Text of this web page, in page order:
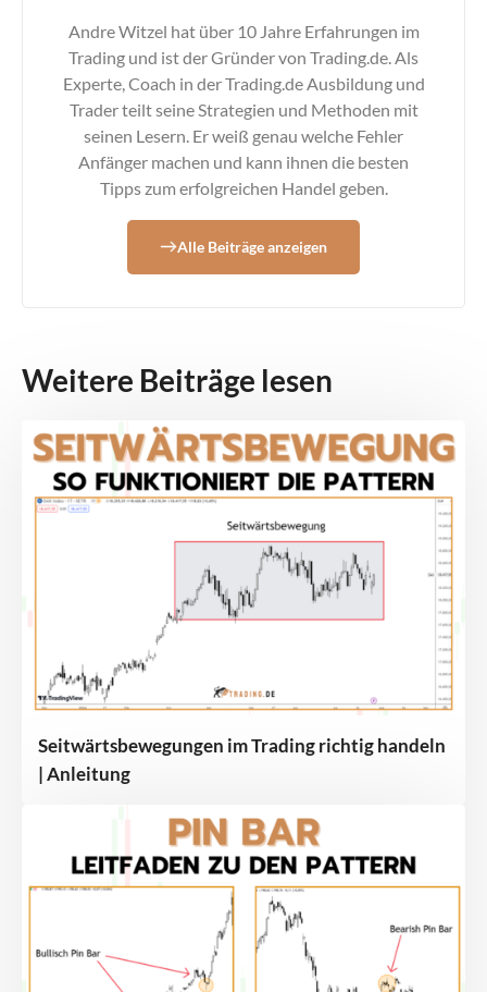
Andre Witzel hat über 10 Jahre Erfahrungen im
Trading und ist der Gründer von Trading.de. Als
Experte, Coach in der Trading.de Ausbildung und
Trader teilt seine Strategien und Methoden mit
seinen Lesern. Er weiß genau welche Fehler
Anfänger machen und kann ihnen die besten
Tipps zum erfolgreichen Handel geben.
Alle Beiträge anzeigen
Weitere Beiträge lesen
Seitwärtsbewegungen im Trading richtig handeln
| Anleitung